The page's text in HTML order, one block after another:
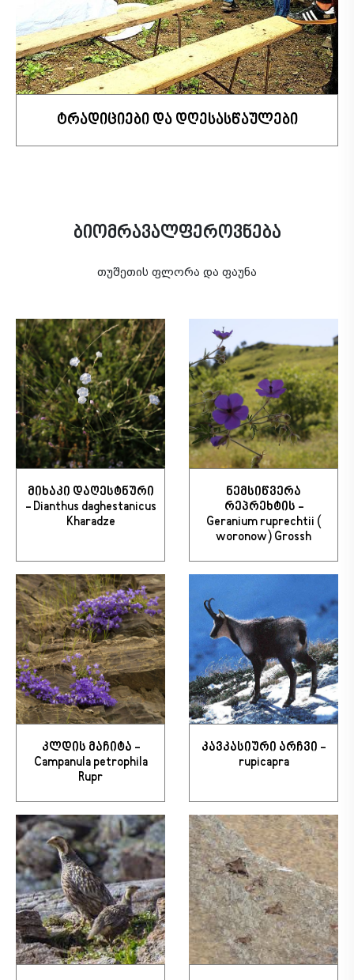
ტრადიციები და დღესასწაულები
ბიომრავალფეროვნება
თუშეთის ფლორა და ფაუნა
მიხაკი დაღესტნური
- Dianthus daghestanicus
Kharadze
ნემსიწვერა
რეპრეხტის -
Geranium ruprechtii (
woronow) Grossh
კლდის მაჩიტა -
Campanula petrophila
Rupr
კავკასიური არჩვი -
rupicapra